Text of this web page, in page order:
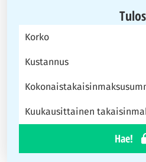
Tulos
Korko
Kustannus
Kuukausittainen
Hae!